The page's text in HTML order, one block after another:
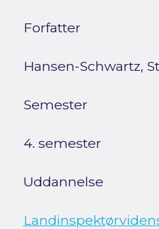
Forfatter
Hansen-Schwartz,
Semester
4. semester
Uddannelse